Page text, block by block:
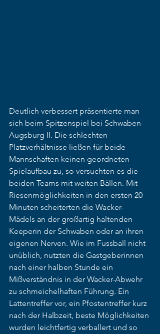
Deutlich verbessert präsentierte man
sich beim Spitzenspiel bei Schwaben
Augsburg II. Die schlechten
Platzverhältnisse ließen für beide
Mannschaften keinen geordneten
Spielaufbau zu, so versuchten es die
beiden Teams mit weiten Bällen. Mit
Riesenmöglichkeiten in den ersten 20
Minuten scheiterten die Wacker-
Mädels an der großartig haltenden
Keeperin der Schwaben oder an ihren
eigenen Nerven. Wie im Fussball nicht
unüblich, nutzten die Gastgeberinnen
nach einer halben Stunde ein
Mißverständnis in der Wacker-Abwehr
zu schmeichelhaften Führung. Ein
Lattentreffer vor, ein Pfostentreffer kurz
nach der Halbzeit, beste Möglichkeiten
wurden leichtfertig verballert und so